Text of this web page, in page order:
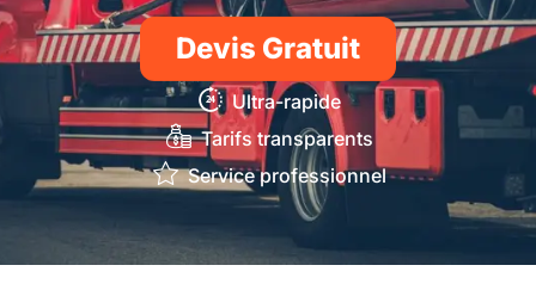
Devis Gratuit
Ultra-rapide
Tarifs transparents
Service professionnel